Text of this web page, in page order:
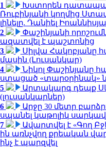
1
Խստորեն
Ռուբինյանի կողմից
լինելը. Դանիել
2
Փաշինյանի
ազատվել է պաշտոնից
3
Սիլվա Հակոբյանը
մասին (Լուսանկար)
4
Նիկոլ Փաշինյանը
ստացած «տարօրինակ»
5
Արտակարգ դեպք
(լուսանկարներ)
6
Արջը 30 մետր
սպանել կաթոլիկ
7
Ավարտվել է «Գող
ին առնչվող քրեական
ինչ է պարզվել